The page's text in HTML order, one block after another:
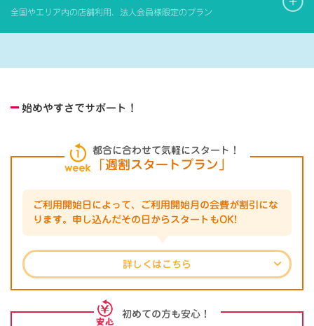
全国やエリア内の店舗利用、法人会員様限定のプラン
始めやすさでサポート！
都合に合わせて気軽にスタート！
「週割スタートプラン」
ご利用開始日によって、ご利用開始月の会費が割引にな
ります。 申し込んだその日からスタートもOK!
詳しくはこちら
初めての方も安心！